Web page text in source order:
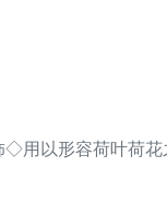
用以形容荷叶荷花